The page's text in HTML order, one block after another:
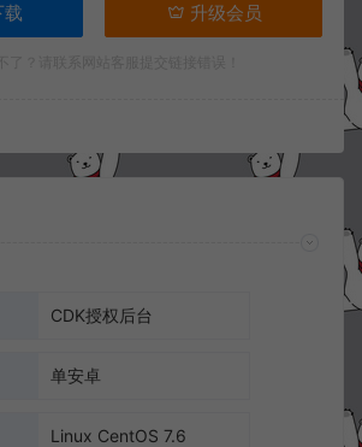
载 升级会员
CDK授权后台
单安卓
Linux CentOS 7.6